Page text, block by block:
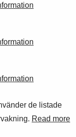
de listade
Read more